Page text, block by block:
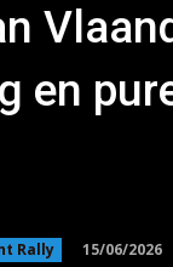
en
Rally 15/06/2026